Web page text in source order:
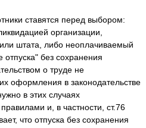
ставятся перед выбором:
организации,
штата, либо неоплачиваемый
без сохранения
о труде не
оформления в законодательстве
в этих случаях
и, в частности, ст.76
что отпуска без сохранения